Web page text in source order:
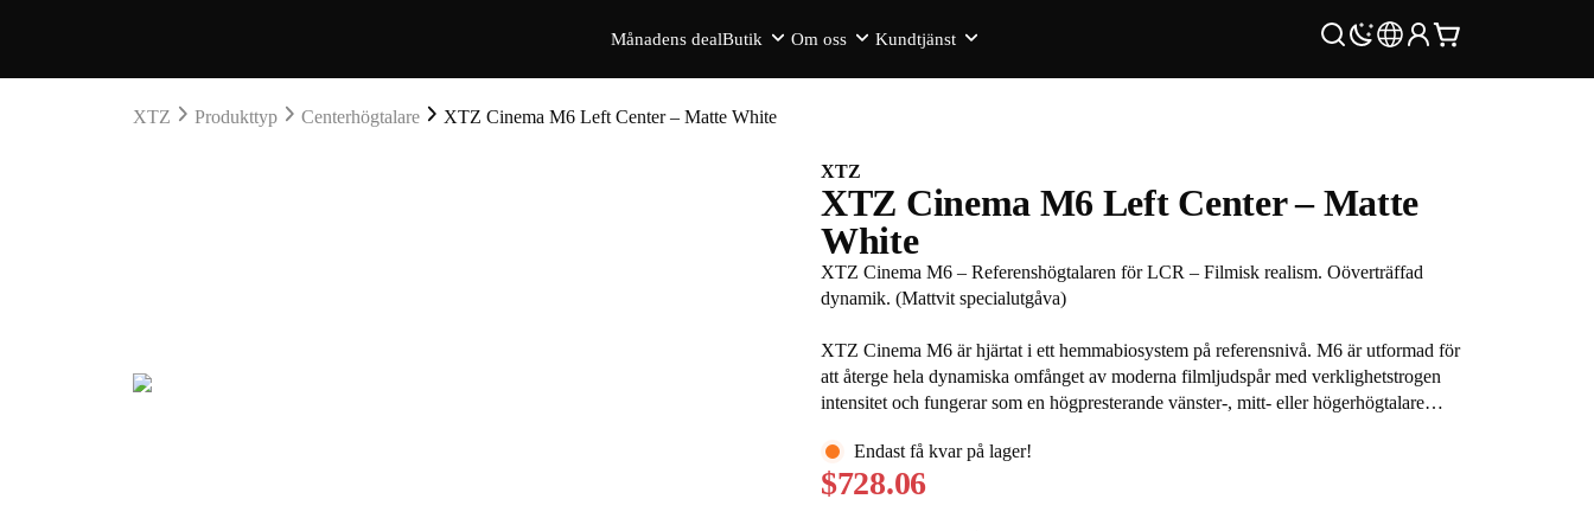
Månadens dealButik Om oss Kundtjänst
XTZ Produkttyp Centerhögtalare XTZ Cinema M6 Left Center – Matte White
XTZ
XTZ Cinema M6 Left Center – Matte
White
XTZ Cinema M6 – Referenshögtalaren för LCR – Filmisk realism. Oöverträffad
dynamik. (Mattvit specialutgåva)
XTZ Cinema M6 är hjärtat i ett hemmabiosystem på referensnivå. M6 är utformad för
att återge hela dynamiska omfånget av moderna filmljudspår med verklighetstrogen
intensitet och fungerar som en högpresterande vänster-, mitt- eller högerhögtalare
volymer utan distorsion, vilket ger kristallklar dialog och explosiva effekter som
konkurrerar med professionella bioinstallationer.
Endast få kvar på lager!
$728.06